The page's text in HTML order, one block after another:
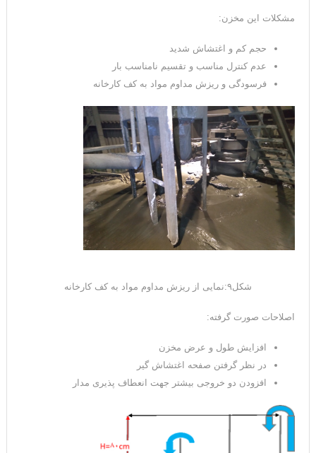
مشکلات این مخزن:
حجم کم و اغتشاش شدید
عدم کنترل مناسب و تقسیم نامناسب بار
فرسودگی و ریزش مداوم مواد به کف کارخانه
شکل۹:نمایی از ریزش مداوم مواد به کف کارخانه
اصلاحات صورت گرفته:
افزایش طول و عرض مخزن
در نظر گرفتن صفحه اغتشاش گیر
افزودن دو خروجی بیشتر جهت انعطاف پذیری مدار